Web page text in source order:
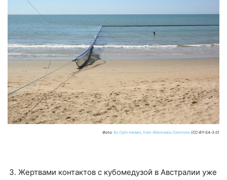
Фото: By Colin Henein, from Wikimedia Commons (CC-BY-SA-3.0)
Жертвами контактов с кубомедузой в Австралии уже